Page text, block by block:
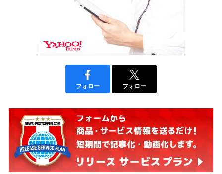
フォロー フォロー